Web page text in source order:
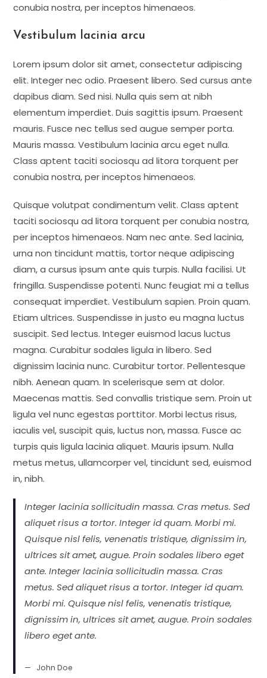
conubia nostra, per inceptos himenaeos.
Vestibulum lacinia arcu
Lorem ipsum dolor sit amet, consectetur adipiscing
elit. Integer nec odio. Praesent libero. Sed cursus ante
dapibus diam. Sed nisi. Nulla quis sem at nibh
elementum imperdiet. Duis sagittis ipsum. Praesent
mauris. Fusce nec tellus sed augue semper porta.
Mauris massa. Vestibulum lacinia arcu eget nulla.
Class aptent taciti sociosqu ad litora torquent per
conubia nostra, per inceptos himenaeos.
Quisque volutpat condimentum velit. Class aptent
taciti sociosqu ad litora torquent per conubia nostra,
per inceptos himenaeos. Nam nec ante. Sed lacinia,
urna non tincidunt mattis, tortor neque adipiscing
diam, a cursus ipsum ante quis turpis. Nulla facilisi. Ut
fringilla. Suspendisse potenti. Nunc feugiat mi a tellus
consequat imperdiet. Vestibulum sapien. Proin quam.
Etiam ultrices. Suspendisse in justo eu magna luctus
suscipit. Sed lectus. Integer euismod lacus luctus
magna. Curabitur sodales ligula in libero. Sed
dignissim lacinia nunc. Curabitur tortor. Pellentesque
nibh. Aenean quam. In scelerisque sem at dolor.
Maecenas mattis. Sed convallis tristique sem. Proin ut
ligula vel nunc egestas porttitor. Morbi lectus risus,
iaculis vel, suscipit quis, luctus non, massa. Fusce ac
turpis quis ligula lacinia aliquet. Mauris ipsum. Nulla
metus metus, ullamcorper vel, tincidunt sed, euismod
in, nibh.
Integer lacinia sollicitudin massa. Cras metus. Sed
aliquet risus a tortor. Integer id quam. Morbi mi.
Quisque nisl felis, venenatis tristique, dignissim in,
ultrices sit amet, augue. Proin sodales libero eget
ante. Integer lacinia sollicitudin massa. Cras
metus. Sed aliquet risus a tortor. Integer id quam.
Morbi mi. Quisque nisl felis, venenatis tristique,
dignissim in, ultrices sit amet, augue. Proin sodales
libero eget ante.
John Doe